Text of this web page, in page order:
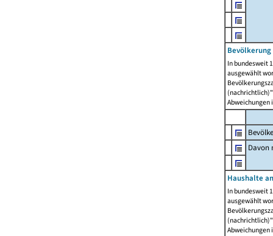
In bundesweit
ausgewählt
Abweichungen
Davon
Haushalte
In bundesweit
ausgewählt
Abweichungen